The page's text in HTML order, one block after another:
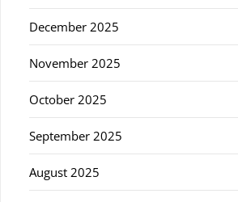
December 2025
November 2025
October 2025
September 2025
August 2025